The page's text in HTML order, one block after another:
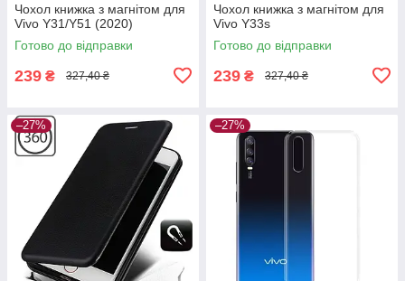
Чохол книжка з магнітом для
Vivo Y31/Y51 (2020)
Готово до відправки
239 ₴ 327,40 ₴
Чохол книжка з магнітом для
Vivo Y33s
Готово до відправки
239 ₴ 327,40 ₴
–27% –27%